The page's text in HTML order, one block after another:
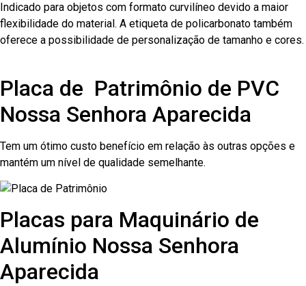
Indicado para objetos com formato curvilíneo devido a maior
flexibilidade do material. A etiqueta de policarbonato também
oferece a possibilidade de personalização de tamanho e cores.
Placa de Patrimônio de PVC
Nossa Senhora Aparecida
Tem um ótimo custo benefício em relação às outras opções e
mantém um nível de qualidade semelhante.
Placas para Maquinário de
Alumínio Nossa Senhora
Aparecida